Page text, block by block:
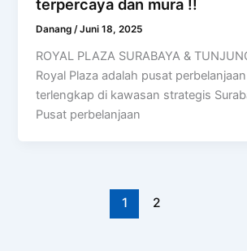
terpercaya dan mura !!
Danang /Juni 18, 2025
ROYAL PLAZA SURABAYA &
Royal Plaza adalah pusat
terlengkap di kawasan strategis
Pusat perbelanjaan
1 2